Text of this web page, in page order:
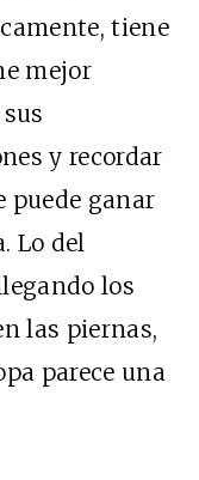
tiene
mejor
y recordar
puede ganar
Lo del
los
las piernas,
parece una